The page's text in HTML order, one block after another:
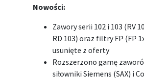
Nowości:
Zawory serii 102 i 103 (RV
RD 103) oraz filtry FP (FP
usunięte z oferty
Rozszerzono gamę
siłowniki Siemens (SAX) i